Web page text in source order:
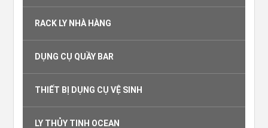
RACK LY NHÀ HÀNG
DỤNG CỤ QUẦY BAR
THIẾT BỊ DỤNG CỤ VỆ SINH
LY THỦY TINH OCEAN